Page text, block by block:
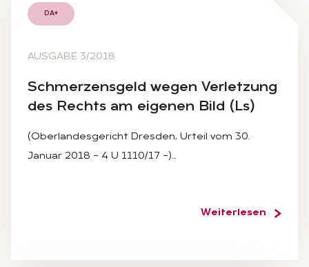
DA+
AUSGABE 3/2018
Schmer­zens­geld we­gen Ver­let­zung
des Rechts am ei­ge­nen Bild (Ls)
(Oberlandesgericht Dresden, Urteil vom 30.
Januar 2018 – 4 U 1110/17 –)…
Weiterlesen